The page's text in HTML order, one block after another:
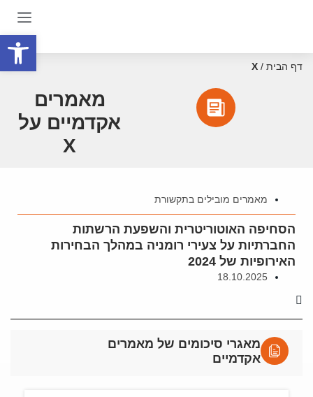
דף הבית /
X
מאמרים
אקדמיים על
X
מאמרים מובילים בתקשורת
הסחיפה האוטוריטרית והשפעת הרשתות
החברתיות על צעירי רומניה במהלך הבחירות
האירופיות של 2024
18.10.2025
מאגרי סיכומים של מאמרים
אקדמיים
פתח